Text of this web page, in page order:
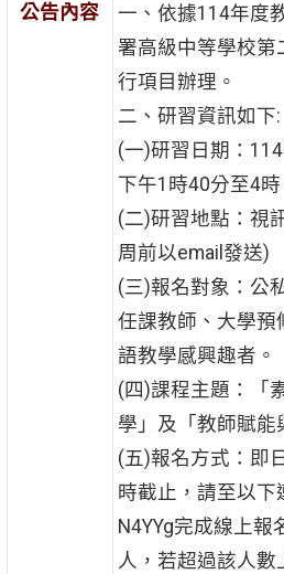
公告內容
一、依據114年度
署高級中等學校第
行項目辦理。
二、研習資訊如下:
(一)研習日期：
下午1時40分至4時
(二)研習地點：視
周前以email發送)
(三)報名對象：公
任課教師、大學預
語教學感興趣者。
(四)課程主題：「
學」及「教師賦能
(五)報名方式：即
時截止，請至以
N4YYg完成線上
人，若超過該人數